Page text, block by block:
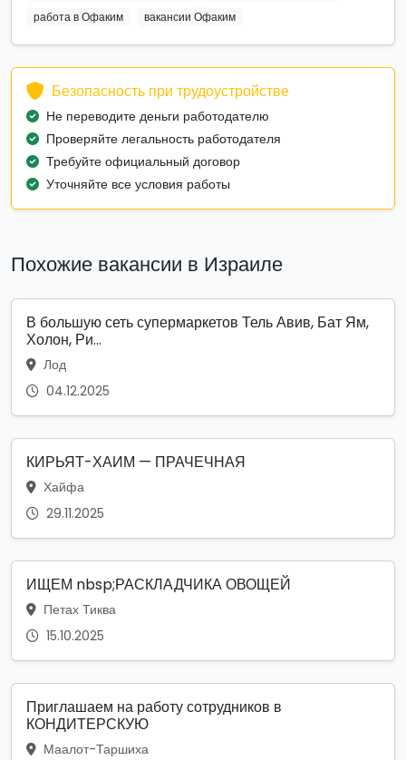
работа в Офаким
вакансии Офаким
Безопасность при трудоустройстве
Не переводите деньги работодателю
Проверяйте легальность работодателя
Требуйте официальный договор
Уточняйте все условия работы
Похожие вакансии в Израиле
В большую сеть супермаркетов Тель Авив, Бат Ям,
Холон, Ри...
Лод
04.12.2025
КИРЬЯТ-ХАИМ — ПРАЧЕЧНАЯ
Хайфа
29.11.2025
ИЩЕМ nbsp;РАСКЛАДЧИКА ОВОЩЕЙ
Петах Тиква
15.10.2025
Приглашаем на работу сотрудников в
КОНДИТЕРСКУЮ
Маалот-Таршиха